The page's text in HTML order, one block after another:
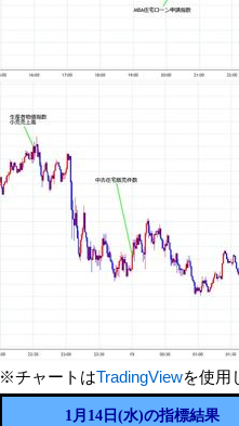
※チャートはTradingViewを使用
1月14日(水)の指標結果